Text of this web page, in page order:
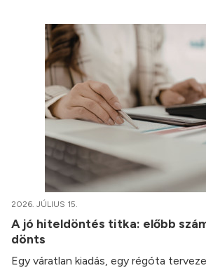
2026. JÚLIUS 15.
A jó hiteldöntés titka: előbb
dönts
Egy váratlan kiadás, egy régóta